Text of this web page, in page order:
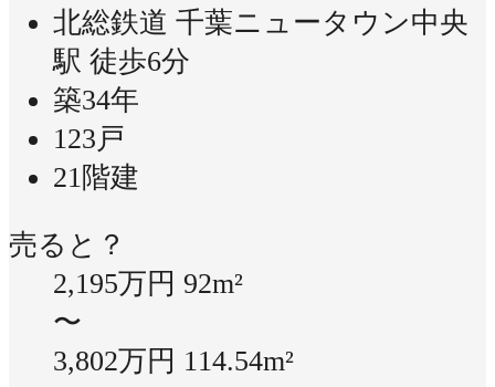
北総鉄道 千葉ニュータウン中央
駅 徒歩6分
築34年
123戸
21階建
売ると？
2,195万円 92m²
〜
3,802万円 114.54m²